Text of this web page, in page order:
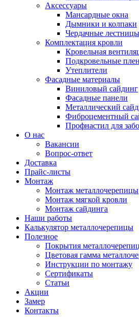
Аксессуары
Мансардные окна
Дымники и колпаки
Чердачные лестницы
Комплектация кровли
Кровельная
Подкровельные
Утеплители
Фасадные материалы
Виниловый сайдинг
Фасадные панели
Металлический
Фиброцементный
Профнастил для
О нас
Вакансии
Вопрос-ответ
Доставка
Прайс-листы
Монтаж
Монтаж металлочерепицы
Монтаж мягкой кровли
Монтаж сайдинга
Наши работы
Калькулятор металлочерепицы
Полезное
Покрытия
Цветовая гамма
Инструкции по монтажу
Сертификаты
Статьи
Акции
Замер
Контакты